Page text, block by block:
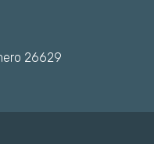
26629